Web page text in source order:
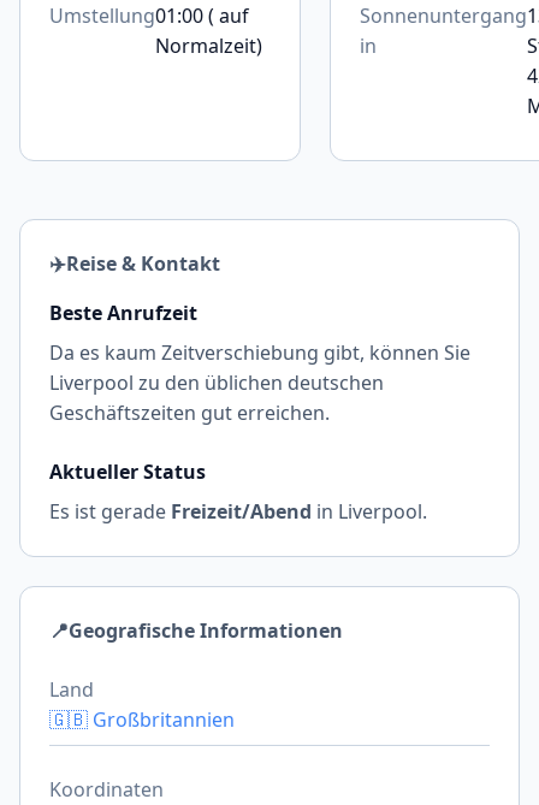
Umstellung01:00 ( auf
Normalzeit)
Sonnenuntergang
in
✈️Reise & Kontakt
Beste Anrufzeit
Da es kaum Zeitverschiebung gibt, können Sie
Liverpool zu den üblichen deutschen
Geschäftszeiten gut erreichen.
Aktueller Status
Es ist gerade Freizeit/Abend in Liverpool.
📍Geografische Informationen
Land
🇬🇧 Großbritannien
Koordinaten